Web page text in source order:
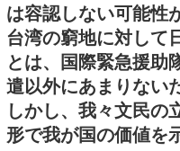
は容認しない可能性
台湾の窮地に対して
とは、国際緊急援助
遣以外にあまりない
しかし、我々文民の
形で我が国の価値を